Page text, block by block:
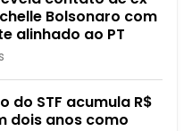
Bolsonaro com
alinhado ao PT
do STF acumula R$
dois anos como